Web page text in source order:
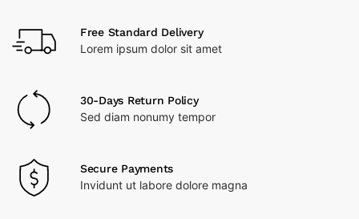
Free Standard Delivery
Lorem ipsum dolor sit amet
30-Days Return Policy
Sed diam nonumy tempor
Secure Payments
Invidunt ut labore dolore magna